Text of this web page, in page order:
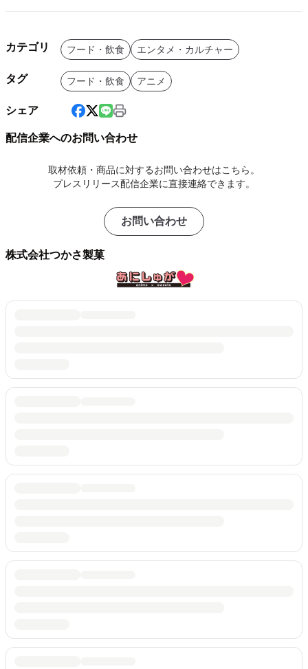
カテゴリ フード・飲食 エンタメ・カルチャー
タグ フード・飲食 アニメ
シェア
配信企業へのお問い合わせ
取材依頼・商品に対するお問い合わせはこちら。
プレスリリース配信企業に直接連絡できます。
お問い合わせ
株式会社つかさ製菓